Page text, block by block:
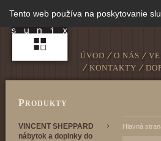
ÚVOD O NÁS
KONTAKTY
PRODUKTY
VINCENT SHEPPARD
nábytok a doplnky do
Hlavná
Tento web používa na poskytovanie